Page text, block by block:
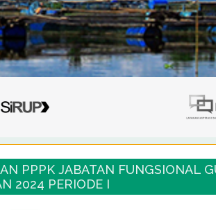
PPPK JABATAN FUNGSIONAL
2024 PERIODE I